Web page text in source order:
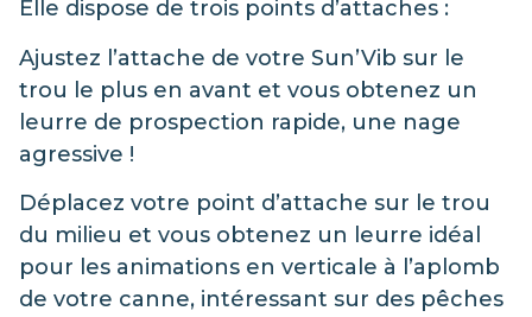
Elle dispose de trois points d’attaches :
Ajustez l’attache de votre Sun’Vib sur le
trou le plus en avant et vous obtenez un
leurre de prospection rapide, une nage
agressive !
Déplacez votre point d’attache sur le trou
du milieu et vous obtenez un leurre idéal
pour les animations en verticale à l’aplomb
de votre canne, intéressant sur des pêches